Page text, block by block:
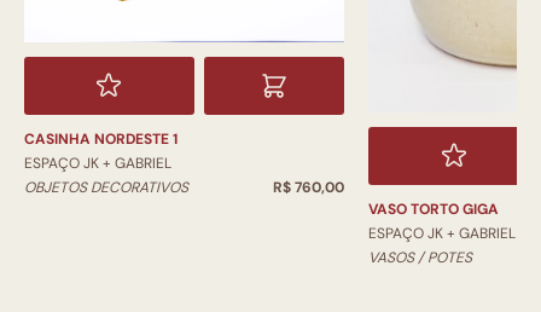
CASINHA NORDESTE 1
ESPAÇO JK + GABRIEL
OBJETOS DECORATIVOS
R$ 760,00
VASO TORTO GIGA
ESPAÇO JK + GABRIEL
VASOS / POTES